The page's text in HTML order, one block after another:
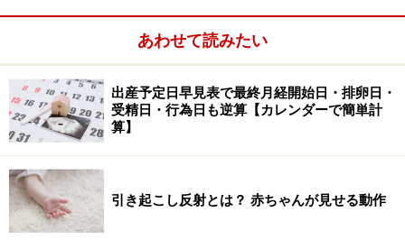
あわせて読みたい
出産予定日早見表で最終月経開始日・排卵日・
受精日・行為日も逆算【カレンダーで簡単計
算】
引き起こし反射とは？ 赤ちゃんが見せる動作